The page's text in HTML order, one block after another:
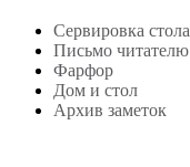
Сервировка стола
Письмо читателю
Фарфор
Дом и стол
Архив заметок